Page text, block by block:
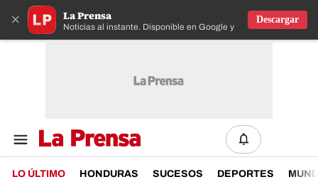
× La Prensa
Noticias al instante. Disponible en Google y IOS
Descargar
LO ÚLTIMO HONDURAS SUCESOS DEPORTES